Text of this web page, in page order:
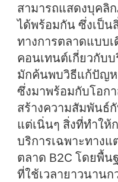
สามารถแสดงบุคลิ
ได้พร้อมกัน ซึ่งเป็น
ทางการตลาดแบบเ
คอนเทนต์เกี่ยวกับบ
มักค้นพบวิธีแก้ปัญห
ซึ่งมาพร้อมกับโอก
สร้างความสัมพันธ์
แต่เนิ่นๆ สิ่งที่ทำให้
บริการเฉพาะทางแ
ตลาด B2C โดยพื้น
ที่ใช้เวลายาวนานก